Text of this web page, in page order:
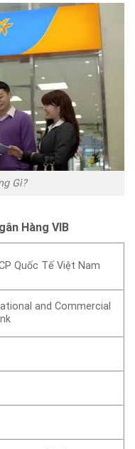
Gì?
Hàng VIB
Quốc Tế Việt Nam
and Commercial